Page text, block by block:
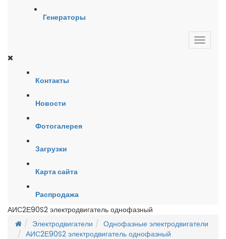
Генераторы
Контакты
Новости
Фотогалерея
Загрузки
Карта сайта
Распродажа
АИС2Е90S2 электродвигатель однофазный
Электродвигатели
Однофазные электродвигатели
АИС2Е90S2 электродвигатель однофазный